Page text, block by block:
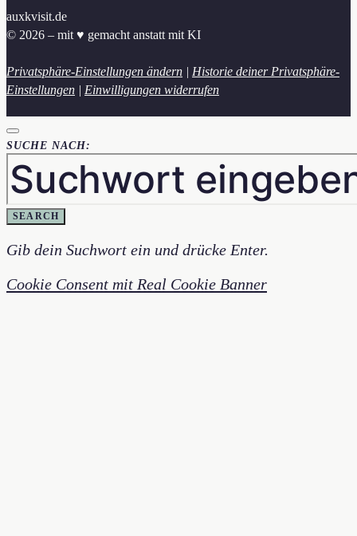
auxkvisit.de
© 2026 – mit ♥︎ gemacht anstatt mit KI
Privatsphäre-Einstellungen ändern | Historie deiner Privatsphäre-
Einstellungen | Einwilligungen widerrufen
SUCHE NACH:
SEARCH
Gib dein Suchwort ein und drücke Enter.
Cookie Consent mit Real Cookie Banner